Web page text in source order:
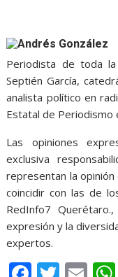
Periodista de toda
Septién García,
analista político en
Estatal de Periodismo
Las opiniones
exclusiva
representan la
coincidir con las de
RedInfo7
expresión y la
expertos.